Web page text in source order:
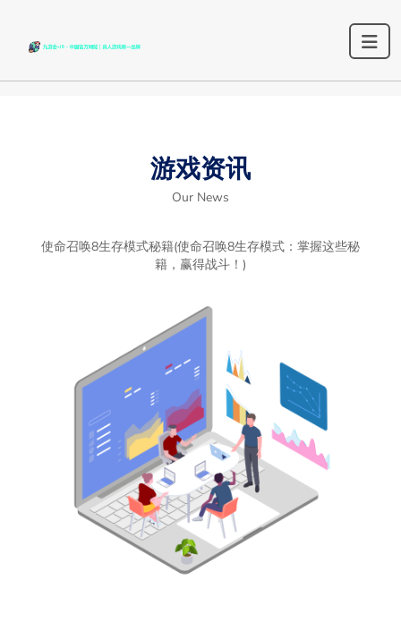
游戏资讯
Our News
使命召唤8生存模式秘籍(使命召唤8生存模式：掌握这些秘
籍，赢得战斗！)